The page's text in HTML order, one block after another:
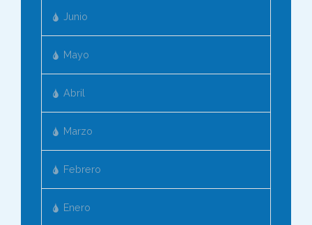
Junio
Mayo
Abril
Marzo
Febrero
Enero